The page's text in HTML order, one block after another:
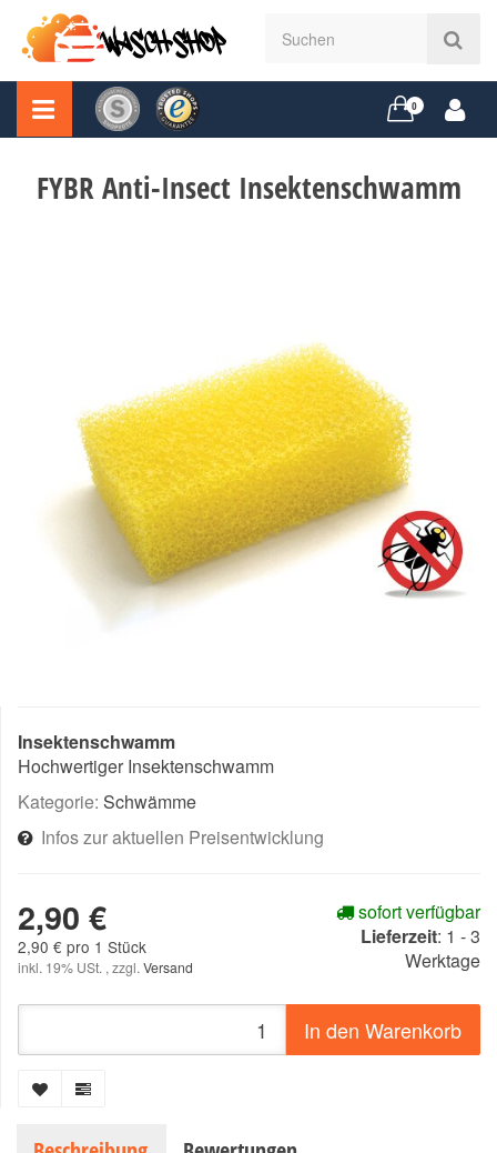
0
FYBR Anti-Insect Insektenschwamm
Insektenschwamm
Hochwertiger Insektenschwamm
Kategorie: Schwämme
Infos zur aktuellen Preisentwicklung
2,90 €
2,90 € pro 1 Stück
inkl. 19% USt. , zzgl. Versand
sofort verfügbar
Lieferzeit: 1 - 3
Werktage
In den Warenkorb